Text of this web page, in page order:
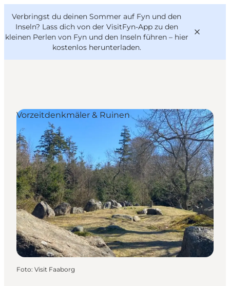
Verbringst du deinen Sommer auf Fyn und den
Inseln? Lass dich von der VisitFyn-App zu den
kleinen Perlen von Fyn und den Inseln führen – hier
kostenlos herunterladen.
Reise Ideen
Outdoor & bike
Essen & trinken
Übernachtung
VisitFyn
Deutsch
Vorzeitdenkmäler & Ruinen
Foto: Visit Faaborg